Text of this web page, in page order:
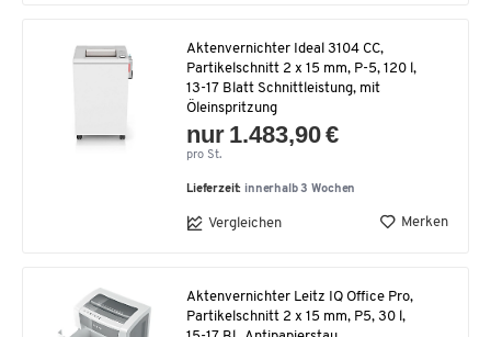
Aktenvernichter Ideal 3104 CC,
Partikelschnitt 2 x 15 mm, P-5, 120 l,
13-17 Blatt Schnittleistung, mit
Öleinspritzung
nur 1.483,90 €
pro St.
Lieferzeit: innerhalb 3 Wochen
Vergleichen Merken
Aktenvernichter Leitz IQ Office Pro,
Partikelschnitt 2 x 15 mm, P5, 30 l,